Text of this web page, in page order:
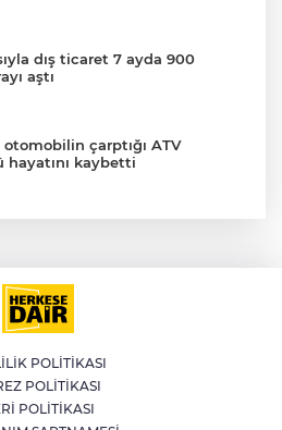
dış ticaret 7 ayda 900
aştı
otomobilin çarptığı ATV
hayatını kaybetti
sonuçları açıklandı
grup sohbetleri için yeni
yayınlandı
POLİTİKASI
POLİTİKASI
POLİTİKASI